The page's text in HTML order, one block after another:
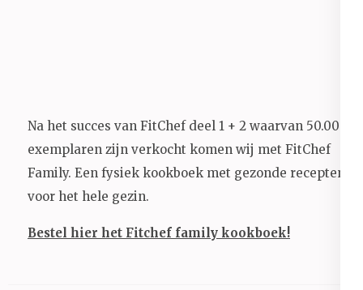
Na het succes van FitChef deel 1 + 2 waarvan 50.000+
exemplaren zijn verkocht komen wij met FitChef
Family. Een fysiek kookboek met gezonde recepten
voor het hele gezin.
Bestel hier het Fitchef family kookboek!